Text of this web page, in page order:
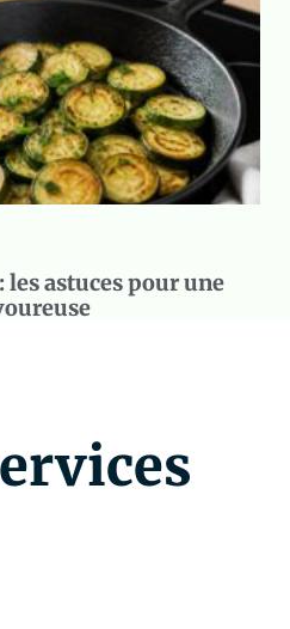
les astuces pour une